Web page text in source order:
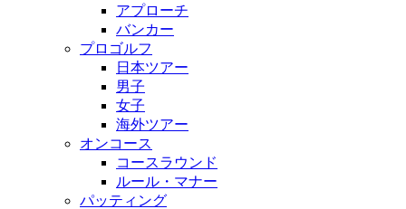
アプローチ
バンカー
プロゴルフ
日本ツアー
男子
女子
海外ツアー
オンコース
コースラウンド
ルール・マナー
パッティング